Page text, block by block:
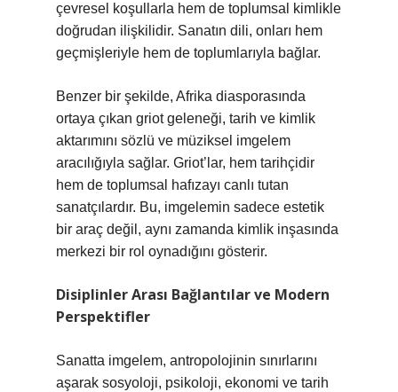
çevresel koşullarla hem de toplumsal kimlikle
doğrudan ilişkilidir. Sanatın dili, onları hem
geçmişleriyle hem de toplumlarıyla bağlar.
Benzer bir şekilde, Afrika diasporasında
ortaya çıkan griot geleneği, tarih ve kimlik
aktarımını sözlü ve müziksel imgelem
aracılığıyla sağlar. Griot’lar, hem tarihçidir
hem de toplumsal hafızayı canlı tutan
sanatçılardır. Bu, imgelemin sadece estetik
bir araç değil, aynı zamanda kimlik inşasında
merkezi bir rol oynadığını gösterir.
Disiplinler Arası Bağlantılar ve Modern
Perspektifler
Sanatta imgelem, antropolojinin sınırlarını
aşarak sosyoloji, psikoloji, ekonomi ve tarih